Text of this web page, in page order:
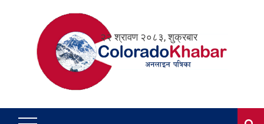
२२ श्रावण २०८३, शुक्रबार